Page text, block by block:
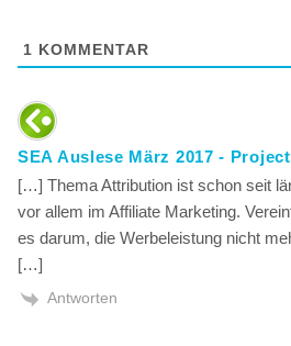
1 KOMMENTAR
SEA Auslese März 2017 -
[…] Thema Attribution ist schon seit
vor allem im Affiliate Marketing.
es darum, die Werbeleistung nicht
[…]
Antworten